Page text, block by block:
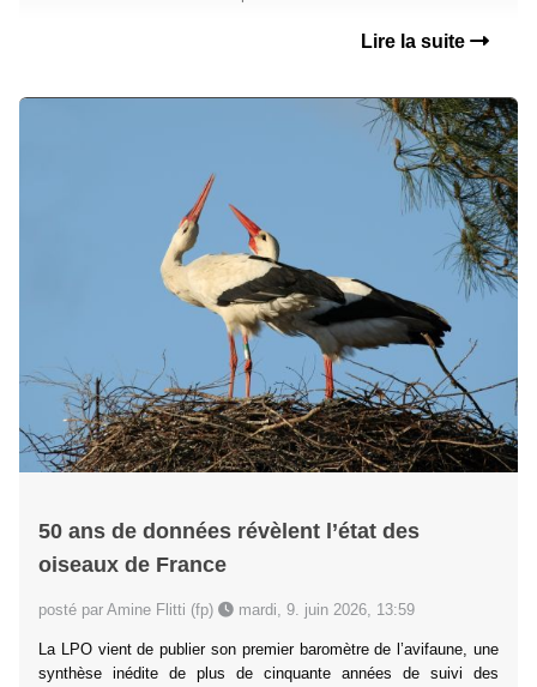
Lire la suite
50 ans de données révèlent l’état des
oiseaux de France
posté par Amine Flitti (fp) mardi, 9. juin 2026, 13:59
La LPO vient de publier son premier baromètre de l’avifaune, une
synthèse inédite de plus de cinquante années de suivi des